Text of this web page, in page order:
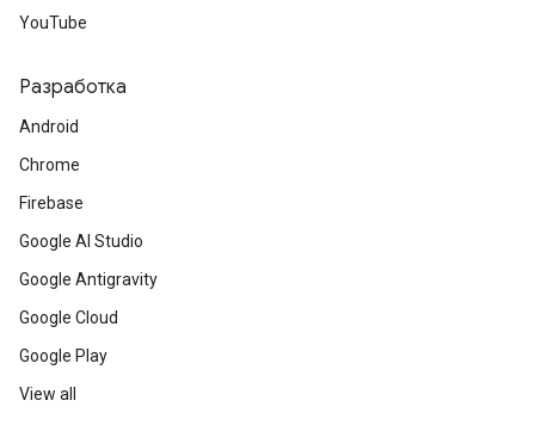
YouTube
Разработка
Android
Chrome
Firebase
Google AI Studio
Google Antigravity
Google Cloud
Google Play
View all